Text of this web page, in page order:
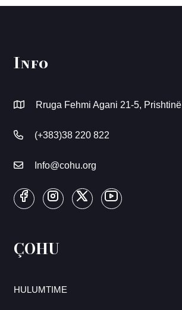
Info
Rruga Fehmi Agani 21-5, Prishtinë
(+383)38 220 822
Info@cohu.org
ÇOHU
HULUMTIME